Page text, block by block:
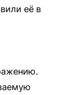
её в